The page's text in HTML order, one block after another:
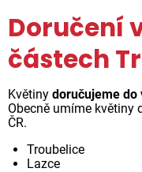
Doručení
částech
Květiny doručujeme do
Obecně umíme květiny
ČR.
Troubelice
Lazce